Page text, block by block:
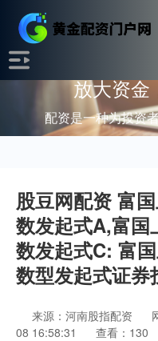
放大资金
配资是一种为投资
股豆网配资 富
数发起式A,富国
数发起式C: 富
数型发起式证券
来源：河南股指配资
08 16:58:31
查看：130